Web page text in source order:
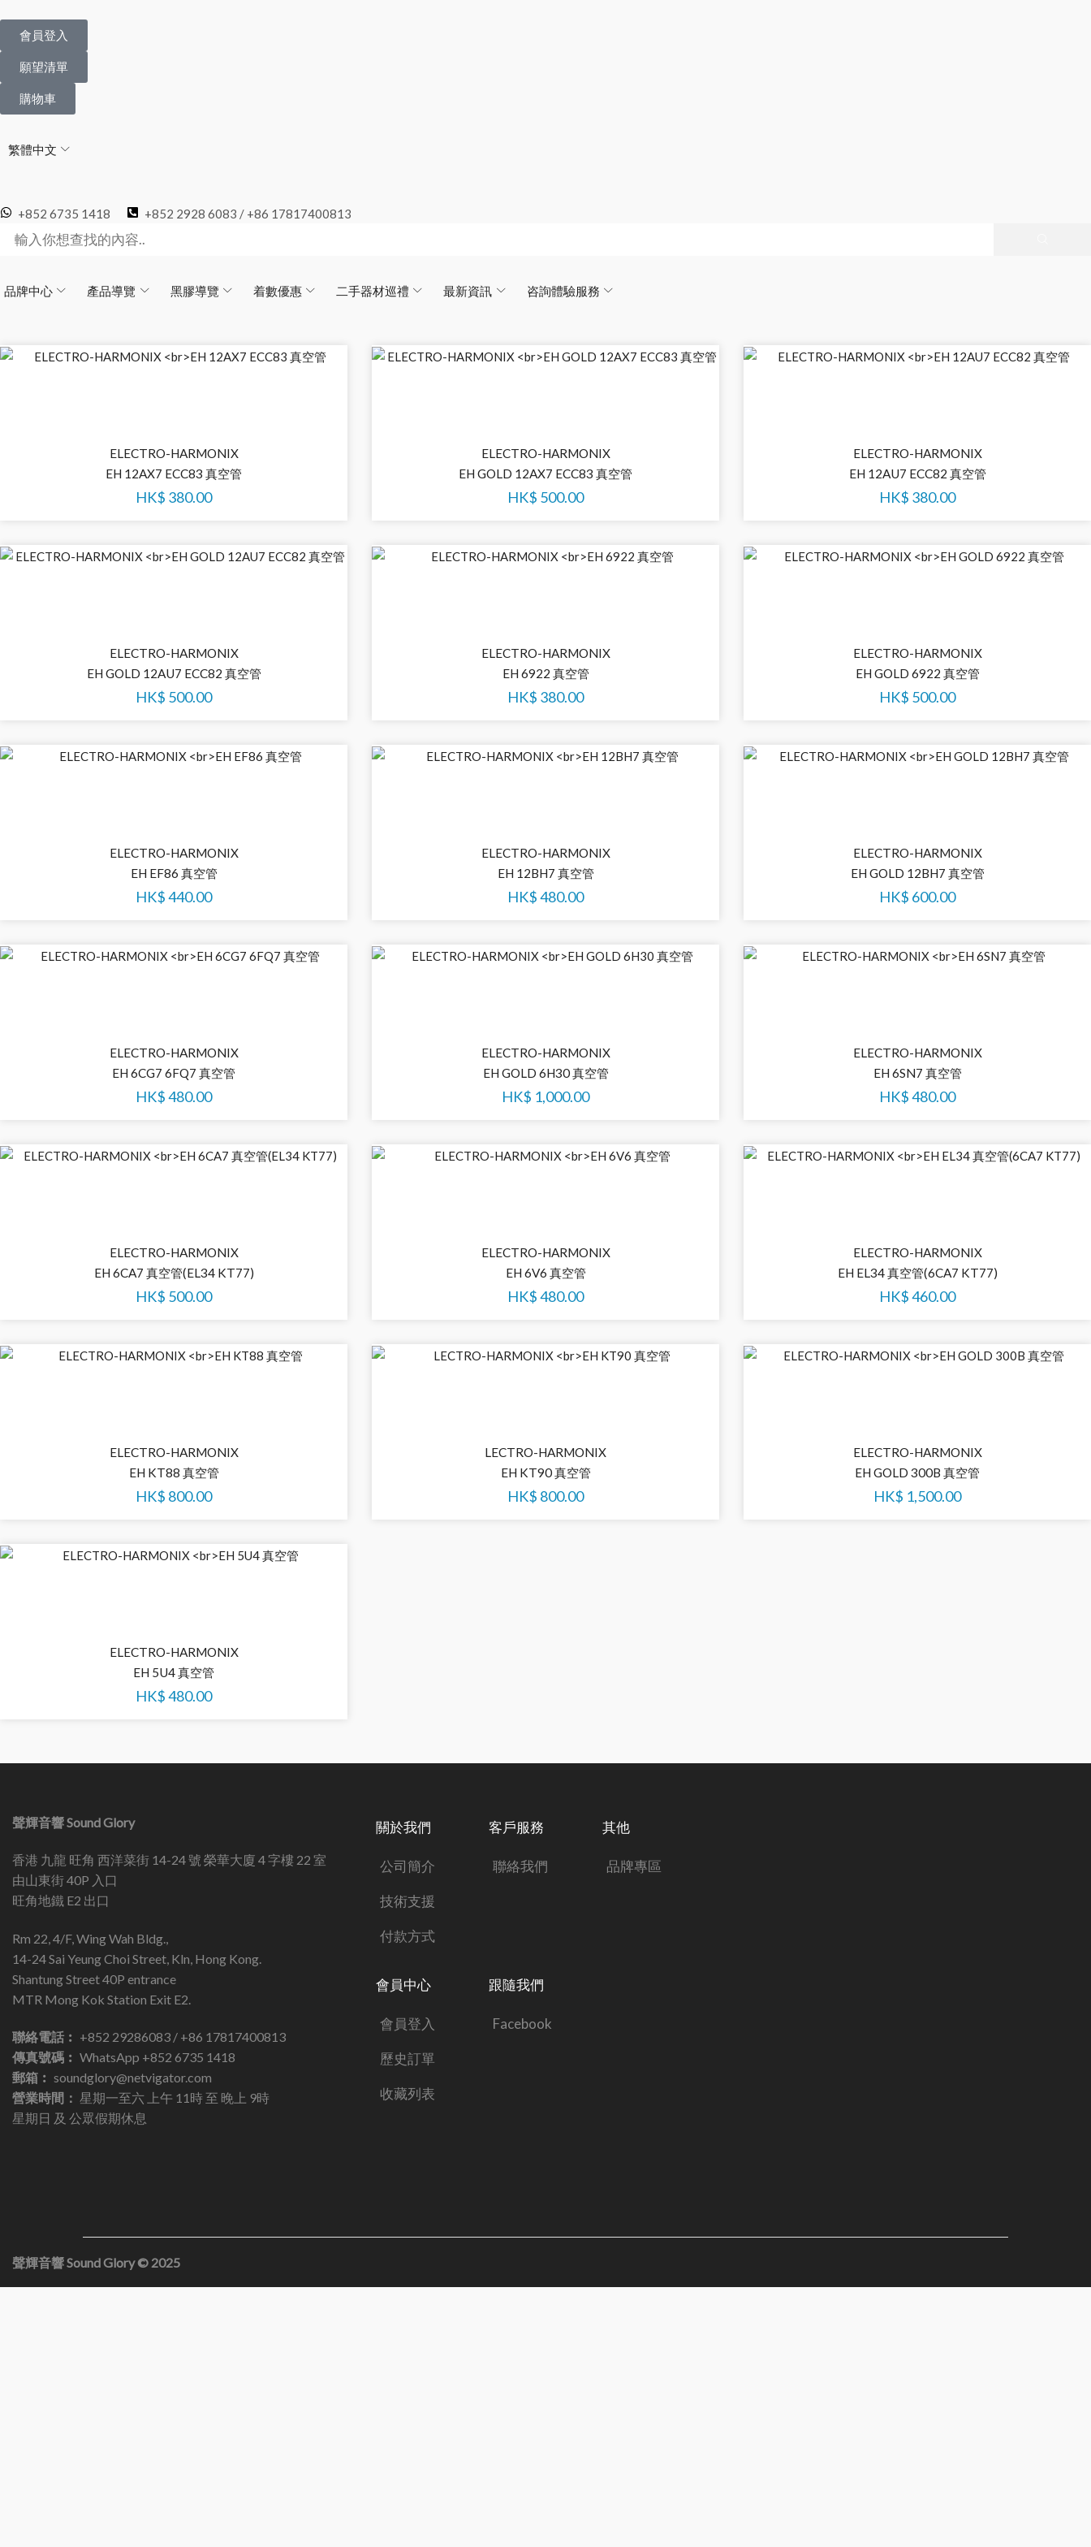
會員登入
願望清單
購物車
繁體中文
+852 6735 1418 +852 2928 6083 / +86 17817400813
品牌中心 產品導覽 黑膠導覽 着數優惠 二手器材巡禮 最新資訊 咨詢體驗服務
ELECTRO-HARMONIX
EH 12AX7 ECC83 真空管
HK$ 380.00
ELECTRO-HARMONIX
EH GOLD 12AX7 ECC83 真空管
HK$ 500.00
ELECTRO-HARMONIX
EH 12AU7 ECC82 真空管
HK$ 380.00
ELECTRO-HARMONIX
EH GOLD 12AU7 ECC82 真空管
HK$ 500.00
ELECTRO-HARMONIX
EH 6922 真空管
HK$ 380.00
ELECTRO-HARMONIX
EH GOLD 6922 真空管
HK$ 500.00
ELECTRO-HARMONIX
EH EF86 真空管
HK$440.00
ELECTRO-HARMONIX
EH 12BH7 真空管
HK$480.00
ELECTRO-HARMONIX
EH GOLD 12BH7 真空管
HK$ 600.00
ELECTRO-HARMONIX
EH 6CG7 6FQ7 真空管
HK$480.00
ELECTRO-HARMONIX
EH GOLD 6H30 真空管
HK$ 1,000.00
ELECTRO-HARMONIX
EH 6SN7 真空管
HK$480.00
ELECTRO-HARMONIX
EH 6CA7 真空管(EL34 KT77)
HK$ 500.00
ELECTRO-HARMONIX
EH 6V6 真空管
HK$480.00
ELECTRO-HARMONIX
EH EL34 真空管(6CA7 KT77)
HK$460.00
ELECTRO-HARMONIX
EH KT88 真空管
HK$ 800.00
LECTRO-HARMONIX
EH KT90 真空管
HK$ 800.00
ELECTRO-HARMONIX
EH GOLD 300B 真空管
HK$ 1,500.00
ELECTRO-HARMONIX
EH 5U4 真空管
HK$480.00
聲輝音響 Sound Glory
香港 九龍 旺角 西洋菜街 14-24 號 榮華大廈 4 字樓 22 室
由山東街 40P 入口
旺角地鐵 E2 出口
Rm 22, 4/F, Wing Wah Bldg.,
14-24 Sai Yeung Choi Street, Kln, Hong Kong.
Shantung Street 40P entrance
MTR Mong Kok Station Exit E2.
聯絡電話︰ +852 29286083 / +86 17817400813
傳真號碼︰ WhatsApp +852 6735 1418
郵箱︰ soundglory@netvigator.com
營業時間： 星期一至六 上午 11時 至 晚上 9時
星期日 及 公眾假期休息
關於我們
公司簡介
技術支援
付款方式
客戶服務
聯絡我們
其他
品牌專區
會員中心
會員登入
歷史訂單
收藏列表
跟隨我們
Facebook
聲輝音響 Sound Glory © 2025